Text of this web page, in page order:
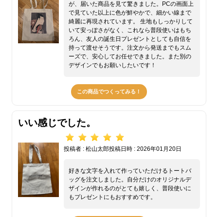
が、届いた商品を見て驚きました。PCの画面上
で見ていた以上に色が鮮やかで、細かい線まで
綺麗に再現されています。 生地もしっかりして
いて安っぽさがなく、これなら普段使いはもち
ろん、友人の誕生日プレゼントとしても自信を
持って渡せそうです。注文から発送までもスム
ーズで、安心してお任せできました。また別の
デザインでもお願いしたいです！
この商品でつくってみる！
いい感じでした。
投稿者 : 松山太郎投稿日時 : 2026年01月20日
好きな文字を入れて作っていただけるトートバ
ッグを注文しました。自分だけのオリジナルデ
ザインが作れるのがとても嬉しく、普段使いに
もプレゼントにもおすすめです。